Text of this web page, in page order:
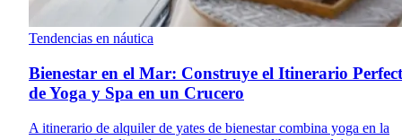
Tendencias en náutica
Bienestar en el Mar: Construye el Itinerario
de Yoga y Spa en un Crucero
A itinerario de alquiler de yates de bienestar combina yoga en la